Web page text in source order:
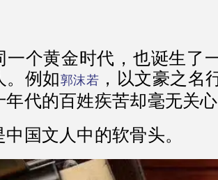
一个黄金时代，也诞生了
。例如郭沫若 ，以文豪之名
年代的百姓疾苦却毫无关
国文人中的软骨头。